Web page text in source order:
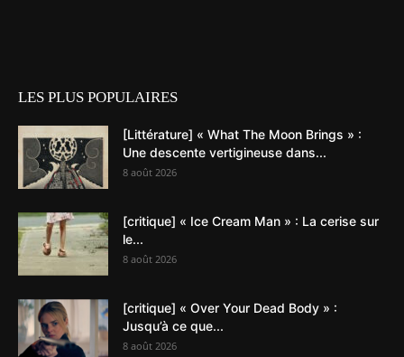
LES PLUS POPULAIRES
[Littérature] « What The Moon Brings » :
Une descente vertigineuse dans...
8 août 2026
[critique] « Ice Cream Man » : La cerise sur
le...
8 août 2026
[critique] « Over Your Dead Body » :
Jusqu’à ce que...
8 août 2026